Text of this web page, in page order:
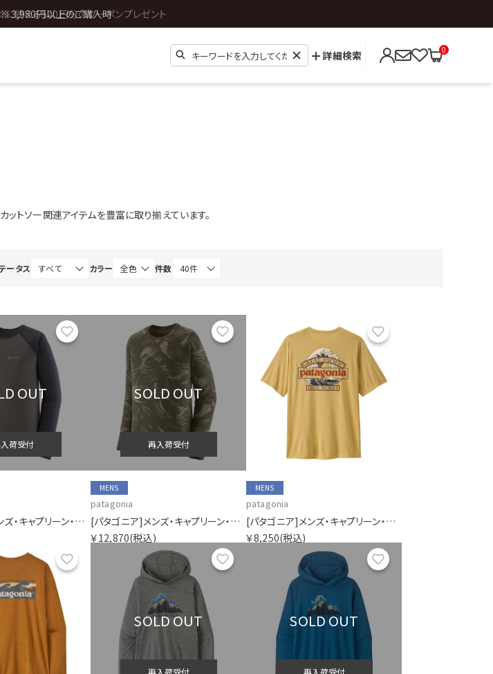
円以上のご購入時
詳細検索 0
トソー関連アイテムを豊富に取り揃えています。
ータス カラー 件数
OUT
荷受付
[パタゴニア]メンズ・キャプリーン・ミッドウェイト・クルー
SOLD OUT
再入荷受付
MENS
patagonia
[パタゴニア]メンズ・キャプリーン・ミッドウェイト・クルー
￥12,870(税込)
MENS
patagonia
[パタゴニア]メンズ・キャプリーン・クール・デイリー・シャツ（グレート・ウェーブス）
￥8,250(税込)
SOLD OUT
再入荷受付
SOLD OUT
再入荷受付